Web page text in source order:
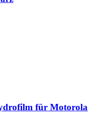
für Motorola